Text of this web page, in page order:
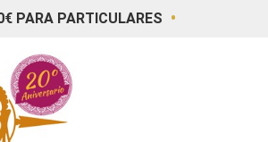
PARA PARTICULARES •